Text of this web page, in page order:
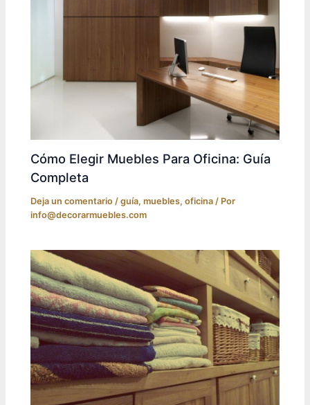
Cómo Elegir Muebles Para Oficina: Guía
Completa
Deja un comentario /guía,muebles,oficina / Por
info@decorarmuebles.com